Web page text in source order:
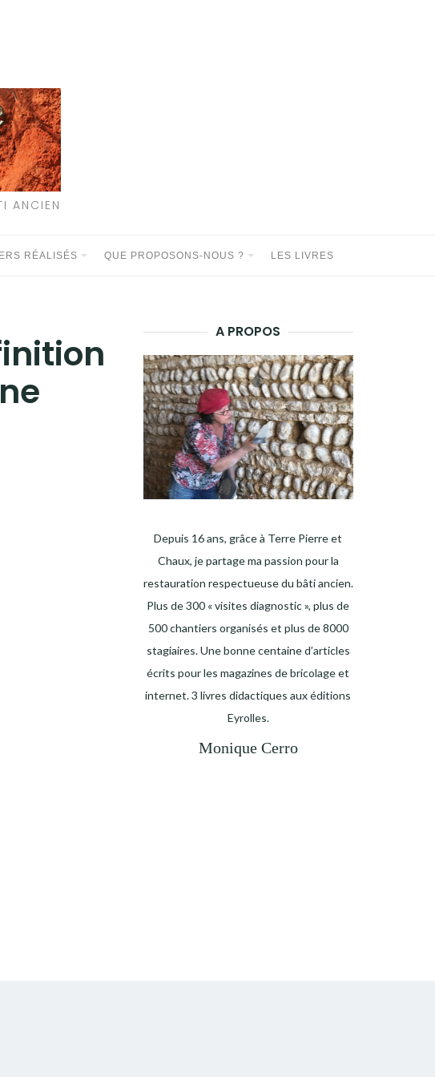
ANCIEN
RÉALISÉS QUE PROPOSONS-NOUS ? LES LIVRES
A PROPOS
Depuis 16 ans, grâce à Terre Pierre et
Chaux, je partage ma passion pour la
restauration respectueuse du bâti ancien.
Plus de 300 « visites diagnostic », plus de
500 chantiers organisés et plus de 8000
stagiaires. Une bonne centaine d’articles
écrits pour les magazines de bricolage et
internet. 3 livres didactiques aux éditions
Eyrolles.
Monique Cerro